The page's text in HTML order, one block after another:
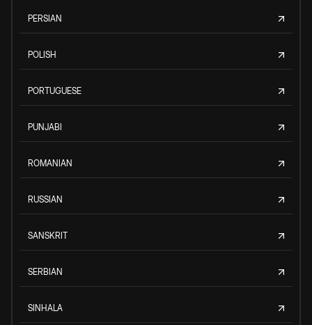
PERSIAN
POLISH
PORTUGUESE
PUNJABI
ROMANIAN
RUSSIAN
SANSKRIT
SERBIAN
SINHALA